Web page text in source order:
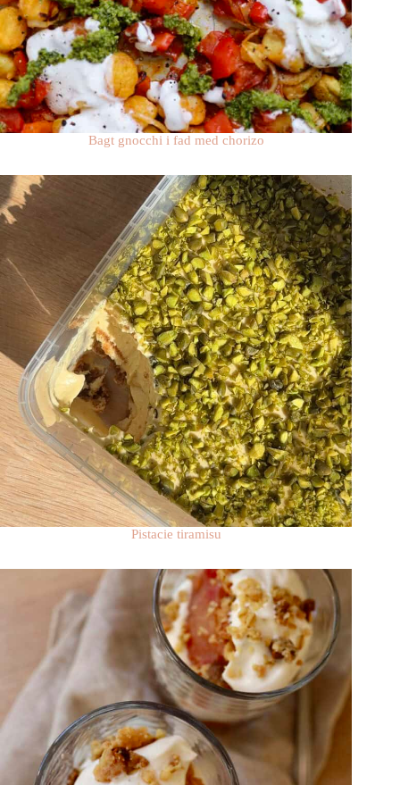
Bagt gnocchi i fad med chorizo
Pistacie tiramisu